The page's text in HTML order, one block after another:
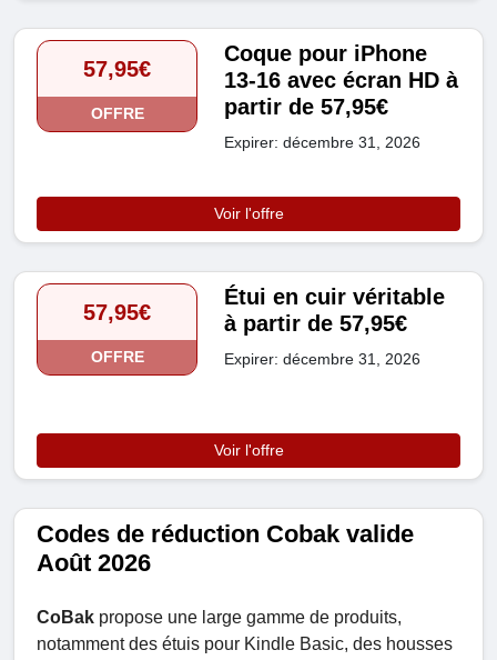
57,95€
OFFRE
Coque pour iPhone
13-16 avec écran HD à
partir de 57,95€
Expirer: décembre 31, 2026
Voir l'offre
57,95€
OFFRE
Étui en cuir véritable
à partir de 57,95€
Expirer: décembre 31, 2026
Voir l'offre
Codes de réduction Cobak valide
Août 2026
CoBak propose une large gamme de produits,
notamment des étuis pour Kindle Basic, des housses